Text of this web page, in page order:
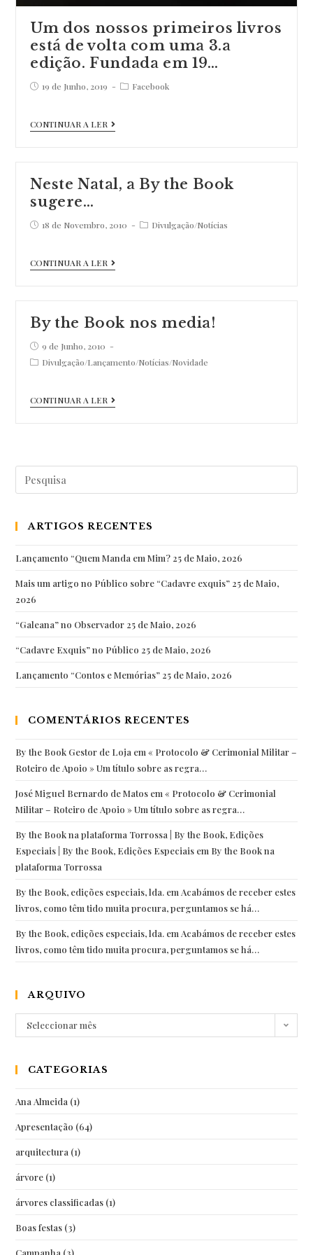
Um dos nossos primeiros livros
está de volta com uma 3.a
edição. Fundada em 19…
Post19 de Junho, 2019
PostFacebook
CONTINUAR A LER
Um
primeiros
com
edição.
em
Neste Natal, a By the Book
sugere…
Post18 de Novembro, 2010
PostDivulgação/Notícias
CONTINUAR A LER
Neste
By
By the Book nos media!
Post9 de Junho, 2010
PostDivulgação/Lançamento/Notícias/Novidade
CONTINUAR A LER
By
Pesquisar
ARTIGOS RECENTES
Lançamento “Quem Manda em Mim? 25 de Maio, 2026
Mais um artigo no Público sobre “Cadavre exquis” 25 de Maio,
2026
“Galeana” no Observador 25 de Maio, 2026
“Cadavre Exquis” no Público 25 de Maio, 2026
Lançamento “Contos e Memórias” 25 de Maio, 2026
COMENTÁRIOS RECENTES
By the Book Gestor de Loja em« Protocolo & Cerimonial Militar –
Roteiro de Apoio » Um título sobre as regra…
José Miguel Bernardo de Matos em« Protocolo & Cerimonial
Militar – Roteiro de Apoio » Um título sobre as regra…
By the Book na plataforma Torrossa | By the Book, Edições
Especiais | By the Book, Edições Especiais em By the Book na
plataforma Torrossa
By the Book, edições especiais, lda. em Acabámos de receber estes
livros, como têm tido muita procura, perguntamos se há…
By the Book, edições especiais, lda. em Acabámos de receber estes
livros, como têm tido muita procura, perguntamos se há…
ARQUIVO
Arquivo
Seleccionar mês
CATEGORIAS
Ana Almeida (1)
Apresentação (64)
arquitectura (1)
árvore (1)
árvores classificadas (1)
Boas festas (3)